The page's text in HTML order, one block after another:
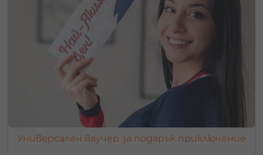
Универсален ваучер за подарък приключение